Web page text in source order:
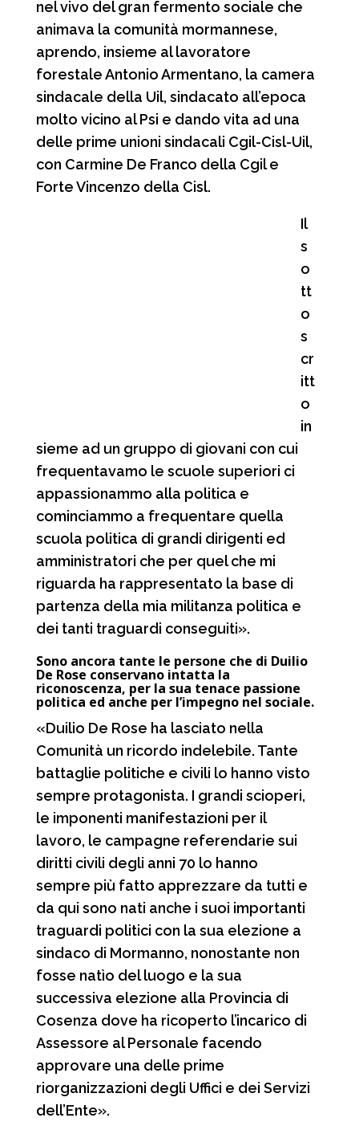
nel vivo del gran fermento sociale che
animava la comunità mormannese,
aprendo, insieme al lavoratore
forestale Antonio Armentano, la camera
sindacale della Uil, sindacato all’epoca
molto vicino al Psi e dando vita ad una
delle prime unioni sindacali Cgil-Cisl-Uil,
con Carmine De Franco della Cgil e
Forte Vincenzo della Cisl.
Il
s
o
tt
o
s
cr
itt
o
in
sieme ad un gruppo di giovani con cui
frequentavamo le scuole superiori ci
appassionammo alla politica e
cominciammo a frequentare quella
scuola politica di grandi dirigenti ed
amministratori che per quel che mi
riguarda ha rappresentato la base di
partenza della mia militanza politica e
dei tanti traguardi conseguiti».
Sono ancora tante le persone che di Duilio
De Rose conservano intatta la
riconoscenza, per la sua tenace passione
politica ed anche per l’impegno nel sociale.
«Duilio De Rose ha lasciato nella
Comunità un ricordo indelebile. Tante
battaglie politiche e civili lo hanno visto
sempre protagonista. I grandi scioperi,
le imponenti manifestazioni per il
lavoro, le campagne referendarie sui
diritti civili degli anni 70 lo hanno
sempre più fatto apprezzare da tutti e
da qui sono nati anche i suoi importanti
traguardi politici con la sua elezione a
sindaco di Mormanno, nonostante non
fosse natìo del luogo e la sua
successiva elezione alla Provincia di
Cosenza dove ha ricoperto l’incarico di
Assessore al Personale facendo
approvare una delle prime
riorganizzazioni degli Uffici e dei Servizi
dell’Ente».